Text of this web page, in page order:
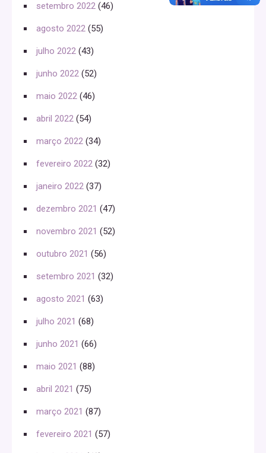
setembro 2022 (46)
agosto 2022 (55)
julho 2022 (43)
junho 2022 (52)
maio 2022 (46)
abril 2022 (54)
março 2022 (34)
fevereiro 2022 (32)
janeiro 2022 (37)
dezembro 2021 (47)
novembro 2021 (52)
outubro 2021 (56)
setembro 2021 (32)
agosto 2021 (63)
julho 2021 (68)
junho 2021 (66)
maio 2021 (88)
abril 2021 (75)
março 2021 (87)
fevereiro 2021 (57)